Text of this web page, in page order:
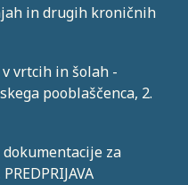
in drugih kroničnih
vrtcih in šolah -
pooblaščenca, 2.
za